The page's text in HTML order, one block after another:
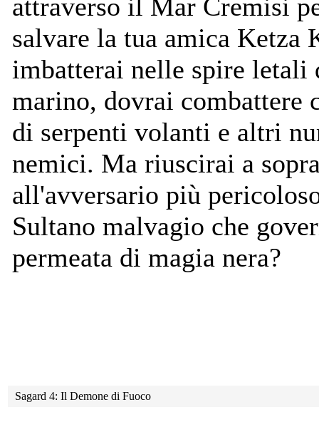
attraverso il Mar Cremisi
salvare la tua amica Ketza
imbatterai nelle spire letali
marino, dovrai combattere
di serpenti volanti e altri
nemici. Ma riuscirai a
all'avversario più
Sultano malvagio che
permeata di magia nera?
Sagard 4: Il Demone di Fuoco